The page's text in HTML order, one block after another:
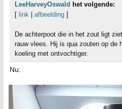
LeeHarveyOswald het volgende:
[ link afbeelding ]
De achterpoot die in het zout ligt
rauw vlees. Hij is qua zouten op de
koeling met ontvochtiger.
Nu: